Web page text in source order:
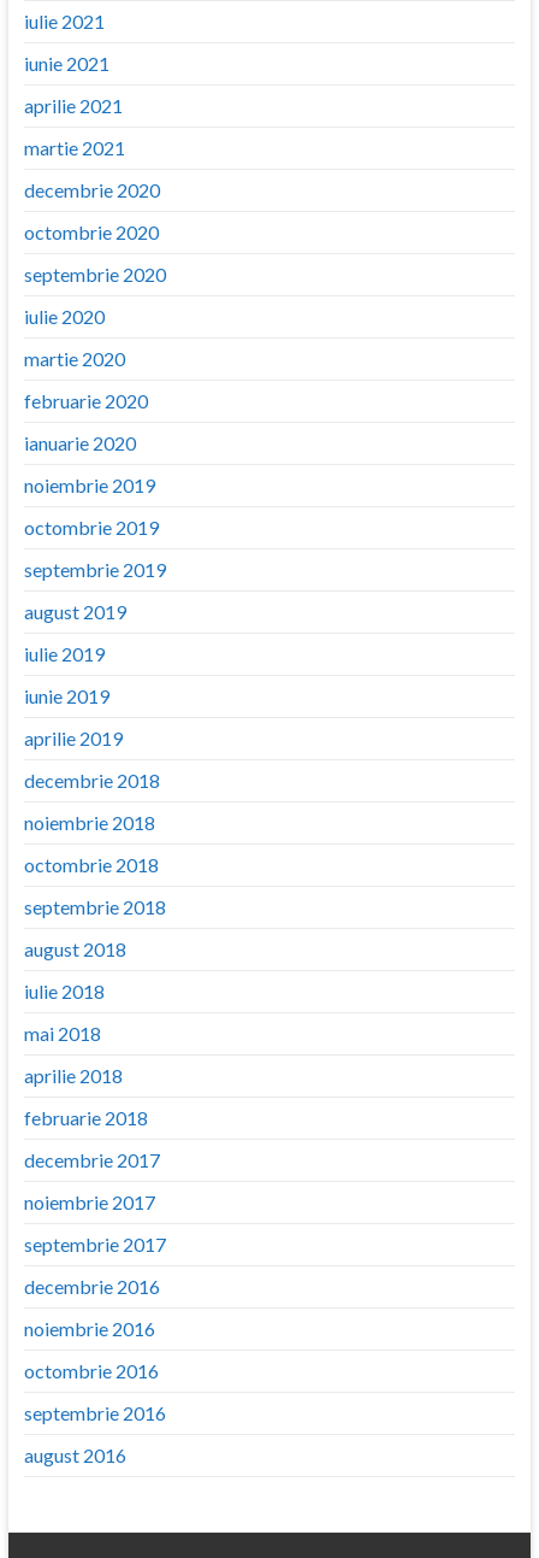
iulie 2021
iunie 2021
aprilie 2021
martie 2021
decembrie 2020
octombrie 2020
septembrie 2020
iulie 2020
martie 2020
februarie 2020
ianuarie 2020
noiembrie 2019
octombrie 2019
septembrie 2019
august 2019
iulie 2019
iunie 2019
aprilie 2019
decembrie 2018
noiembrie 2018
octombrie 2018
septembrie 2018
august 2018
iulie 2018
mai 2018
aprilie 2018
februarie 2018
decembrie 2017
noiembrie 2017
septembrie 2017
decembrie 2016
noiembrie 2016
octombrie 2016
septembrie 2016
august 2016